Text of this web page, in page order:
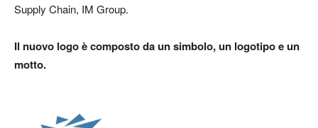
Supply Chain, IM Group.
Il nuovo logo è composto da un simbolo, un logotipo e un
motto.